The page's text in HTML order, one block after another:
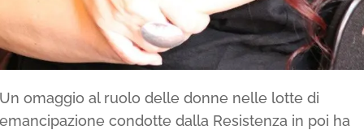
Un omaggio al ruolo delle donne nelle lotte di
emancipazione condotte dalla Resistenza in poi ha